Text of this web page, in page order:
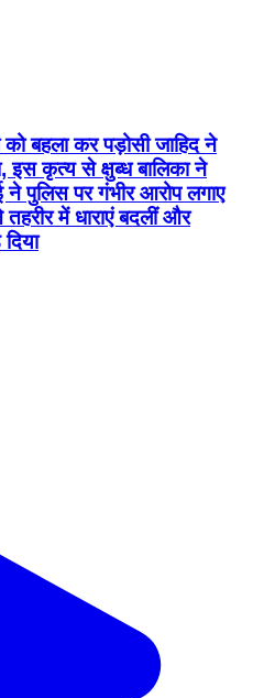
को बहला कर पड़ोसी जाहिद ने
इस कृत्य से क्षुब्ध बालिका ने
पुलिस पर गंभीर आरोप लगाए
में धाराएं बदलीं और